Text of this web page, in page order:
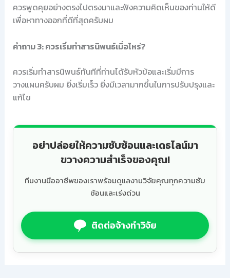
ควรพูดคุยอย่างตรงไปตรงมาและฟังความคิดเห็นของท่านให้ดี
เพื่อหาทางออกที่ดีที่สุดครับผม
คำถาม 3: ควรเริ่มทำสารนิพนธ์เมื่อไหร่?
ควรเริ่มทำสารนิพนธ์ทันทีที่ท่านได้รับหัวข้อและเริ่มมีการ
วางแผนครับผม ยิ่งเริ่มเร็ว ยิ่งมีเวลามากขึ้นในการปรับปรุงและ
แก้ไข
อย่าปล่อยให้ความซับซ้อนและเดธไลน์มา
ขวางความสำเร็จของคุณ!
ทีมงานมืออาชีพของเราพร้อมดูแลงานวิจัยคุณทุกความซับ
ซ้อนและเร่งด่วน
ติดต่อจ้างทำวิจัย